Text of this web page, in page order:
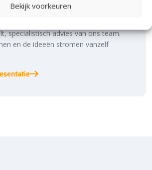
Bekijk voorkeuren
Hier ontdek je de nieuwste
specialistisch advies van ons team.
en de ideeën stromen vanzelf